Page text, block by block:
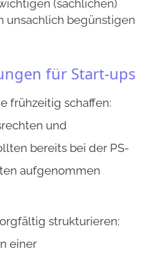
(sachlichen)
unsachlich begünstigen
für Start-ups
frühzeitig schaffen:
und
bereits bei der PS-
aufgenommen
strukturieren:
einer